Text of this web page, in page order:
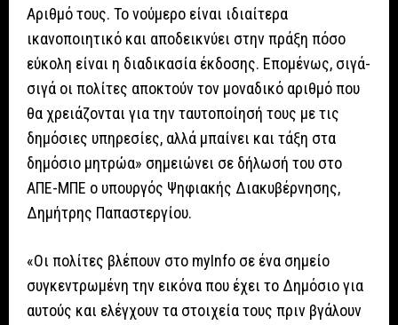
Αριθμό τους. Το νούμερο είναι ιδιαίτερα
ικανοποιητικό και αποδεικνύει στην πράξη πόσο
εύκολη είναι η διαδικασία έκδοσης. Επομένως, σιγά-
σιγά οι πολίτες αποκτούν τον μοναδικό αριθμό που
θα χρειάζονται για την ταυτοποίησή τους με τις
δημόσιες υπηρεσίες, αλλά μπαίνει και τάξη στα
δημόσιο μητρώα» σημειώνει σε δήλωσή του στο
ΑΠΕ-ΜΠΕ ο υπουργός Ψηφιακής Διακυβέρνησης,
Δημήτρης Παπαστεργίου.
«Οι πολίτες βλέπουν στo myInfo σε ένα σημείο
συγκεντρωμένη την εικόνα που έχει το Δημόσιο για
αυτούς και ελέγχουν τα στοιχεία τους πριν βγάλουν